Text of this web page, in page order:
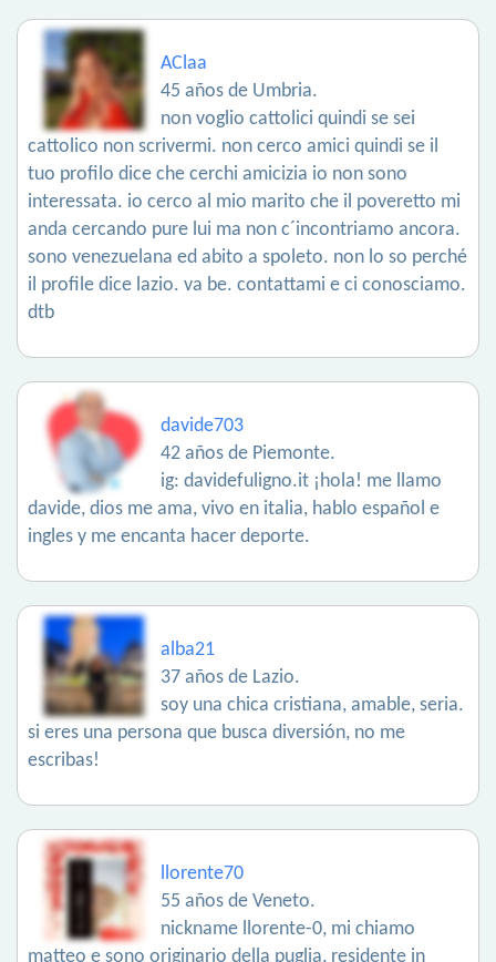
AClaa
45 años de Umbria.
non voglio cattolici quindi se sei
cattolico non scrivermi. non cerco amici quindi se il
tuo profilo dice che cerchi amicizia io non sono
interessata. io cerco al mio marito che il poveretto mi
anda cercando pure lui ma non c´incontriamo ancora.
sono venezuelana ed abito a spoleto. non lo so perché
il profile dice lazio. va be. contattami e ci conosciamo.
dtb
davide703
42 años de Piemonte.
ig: davidefuligno.it ¡hola! me llamo
davide, dios me ama, vivo en italia, hablo español e
ingles y me encanta hacer deporte.
alba21
37 años de Lazio.
soy una chica cristiana, amable, seria.
si eres una persona que busca diversión, no me
escribas!
llorente70
55 años de Veneto.
nickname llorente-0, mi chiamo
matteo e sono originario della puglia, residente in